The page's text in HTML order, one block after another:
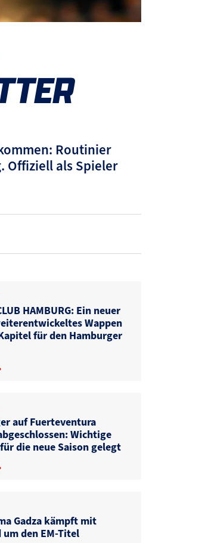
Routinier
Offiziell als Spieler
HAMBURG: Ein neuer
Wappen
für den Hamburger
auf Fuerteventura
Wichtige
die neue Saison gelegt
Gadza kämpft mit
um den EM-Titel